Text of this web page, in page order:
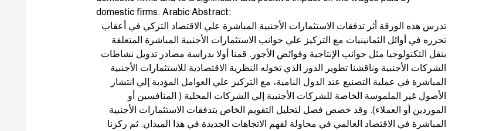
domestic firms. Arabic Abstract:
تدرس هذه الورقة أثر تدفقات الاستثمارات الأجنبية المباشرة علي الاقتصاد التركي في أعقاب
تحرره في أوائل الثمانينيات مع التركيز علي جوانب الاستثمارات الأجنبية المباشرة المتعلقة
بنقل التكنولوجيا مثل جوانب الإنتاجية وفوائض الأجور. قمنا أولا بدراسة مصادر تدويل نشاطات
الشركات الأجنبية وناقشنا تطوير الدور الذي تخوله النظرية الاقتصادية للاستثمارات الأجنبية
المباشرة في عملية التصنيع عند الدول النامية، مع التركيز علي العوامل المؤدية إلي انتشار
الأصول غير الملموسة الخاصة للشركات الأجنبية إلي الشركات المحلية ( المنافسين أو
الموردين أو العملاء). وقد خصص فصل لتحليل التقويم الخاص بتدفقات الاستثمارات الأجنبية
المباشرة في الاقتصاد العالمي في محاولة لفهم الاتجاهات الجديدة في هذا الميدان. ثم ركزنا